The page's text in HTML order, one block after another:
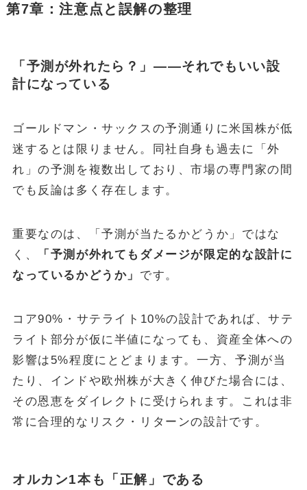
第7章：注意点と誤解の整理
「予測が外れたら？」——それでもいい設
計になっている
ゴールドマン・サックスの予測通りに米国株が低
迷するとは限りません。同社自身も過去に「外
れ」の予測を複数出しており、市場の専門家の間
でも反論は多く存在します。
重要なのは、「予測が当たるかどうか」ではな
く、
「予測が外れてもダメージが限定的な設計に
なっているかどうか」 です。
コア90%・サテライト10%の設計であれば、サテ
ライト部分が仮に半値になっても、資産全体への
影響は5%程度にとどまります。一方、予測が当
たり、インドや欧州株が大きく伸びた場合には、
その恩恵をダイレクトに受けられます。これは非
常に合理的なリスク・リターンの設計です。
オルカン1本も「正解」である